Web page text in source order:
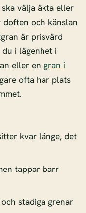
välja äkta eller
doften och känslan
är prisvärd
i lägenhet i
eller en gran i
ofta har plats
kvar länge, det
tappar barr
stadiga grenar